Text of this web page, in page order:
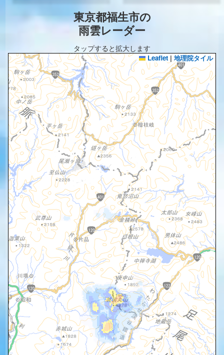
東京都福生市の
雨雲レーダー
タップすると拡大します
Leaflet | 地理院タイル